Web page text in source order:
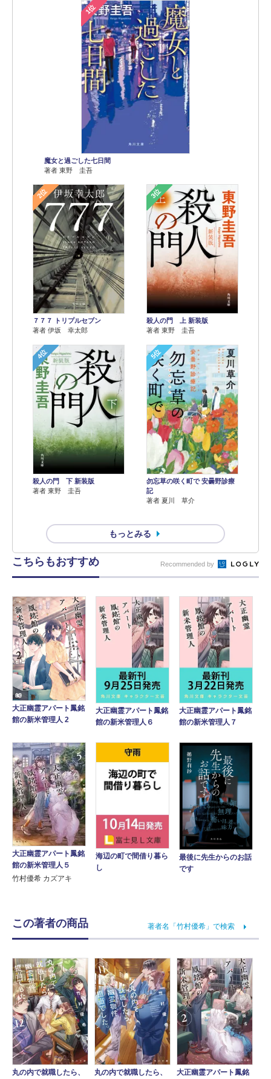
1位
魔女と過ごした七日間
著者 東野 圭吾
2位
７７７ トリプルセブン
著者 伊坂 幸太郎
3位
殺人の門 上 新装版
著者 東野 圭吾
4位
殺人の門 下 新装版
著者 東野 圭吾
5位
勿忘草の咲く町で 安曇野診療
記
著者 夏川 草介
もっとみる
こちらもおすすめ Recommended by
大正幽霊アパート鳳銘
館の新米管理人 2
大正幽霊アパート鳳銘
館の新米管理人６
大正幽霊アパート鳳銘
館の新米管理人７
大正幽霊アパート鳳銘
館の新米管理人５
竹村優希 カズアキ
海辺の町で間借り暮ら
し
最後に先生からのお話
です
この著者の商品 著者名「竹村優希」で検索
丸の内で就職したら、
丸の内で就職したら、
大正幽霊アパート鳳銘